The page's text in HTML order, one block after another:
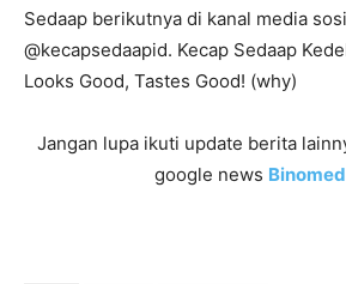
Sedaap berikutnya di kanal media
@kecapsedaapid. Kecap Sedaap
Looks Good, Tastes Good! (why)
Jangan lupa ikuti update berita
google news